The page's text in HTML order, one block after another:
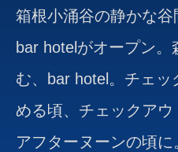
箱根小涌谷の静かな
bar hotelがオープン。
む、bar hotel。チェッ
める頃、チェックア
アフターヌーンの頃